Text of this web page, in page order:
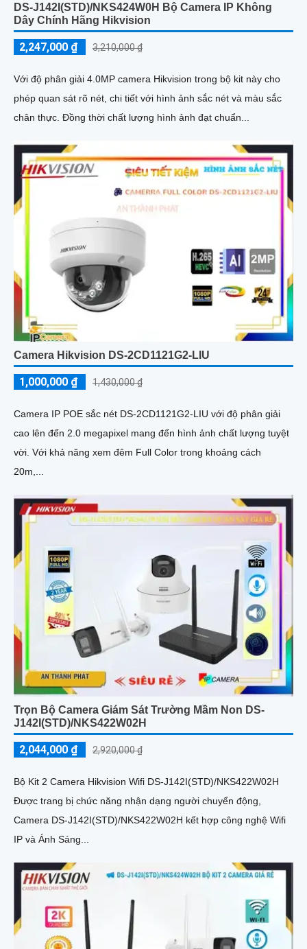
DS-J142I(STD)/NKS424W0H Bộ Camera IP Không
Dây Chính Hãng Hikvision
2,247,000 ₫ 3,210,000 ₫
Với độ phân giải 4.0MP camera Hikvision trong bộ kit này cho
phép quan sát rõ nét, chi tiết với hình ảnh sắc nét và màu sắc
chân thực. Đồng thời chất lượng hình ảnh đạt chuẩn...
Camera Hikvision DS-2CD1121G2-LIU
1,000,000 ₫ 1,430,000 ₫
Camera IP POE sắc nét DS-2CD1121G2-LIU với độ phân giải
cao lên đến 2.0 megapixel mang đến hình ảnh chất lượng tuyệt
vời. Với khả năng xem đêm Full Color trong khoảng cách
20m,...
Trọn Bộ Camera Giám Sát Trường Mầm Non DS-
J142I(STD)/NKS422W02H
2,044,000 ₫ 2,920,000 ₫
Bộ Kit 2 Camera Hikvision Wifi DS-J142I(STD)/NKS422W02H
Được trang bị chức năng nhận dạng người chuyển động,
Camera DS-J142I(STD)/NKS422W02H kết hợp công nghệ Wifi
IP và Ánh Sáng...